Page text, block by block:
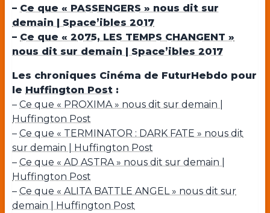
– Ce que « PASSENGERS » nous dit sur
demain | Space’ibles 2017
– Ce que « 2075, LES TEMPS CHANGENT »
nous dit sur demain | Space’ibles 2017
Les chroniques Cinéma de FuturHebdo pour
le Huffington Post :
– Ce que « PROXIMA » nous dit sur demain |
Huffington Post
– Ce que « TERMINATOR : DARK FATE » nous dit
sur demain | Huffington Post
– Ce que « AD ASTRA » nous dit sur demain |
Huffington Post
– Ce que « ALITA BATTLE ANGEL » nous dit sur
demain | Huffington Post